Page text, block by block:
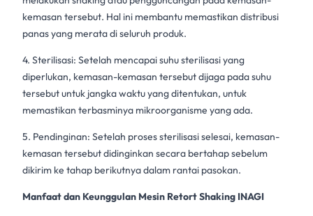
kemasan tersebut. Hal ini membantu memastikan distribusi
panas yang merata di seluruh produk.
4. Sterilisasi: Setelah mencapai suhusterilisasiyang
diperlukan, kemasan-kemasan tersebut dijaga pada suhu
tersebut untuk jangka waktu yang ditentukan, untuk
memastikan terbasminya mikroorganisme yang ada.
5. Pendinginan: Setelah prosessterilisasiselesai, kemasan-
kemasan tersebut didinginkan secara bertahap sebelum
dikirim ke tahap berikutnya dalam rantai pasokan.
Manfaat dan Keunggulan Mesin Retort Shaking INAGI